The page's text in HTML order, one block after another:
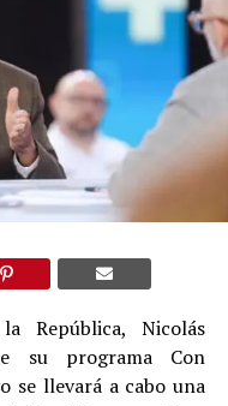
República, Nicolás
su programa Con
se llevará a cabo una